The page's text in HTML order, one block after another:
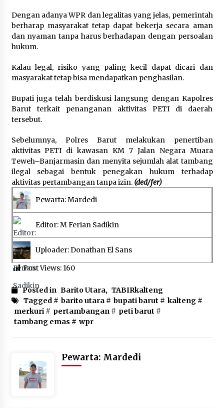
Dengan adanya WPR dan legalitas yang jelas, pemerintah
berharap masyarakat tetap dapat bekerja secara aman
dan nyaman tanpa harus berhadapan dengan persoalan
hukum.
Kalau legal, risiko yang paling kecil dapat dicari dan
masyarakat tetap bisa mendapatkan penghasilan.
Bupati juga telah berdiskusi langsung dengan Kapolres
Barut terkait penanganan aktivitas PETI di daerah
tersebut.
Sebelumnya, Polres Barut melakukan penertiban
aktivitas PETI di kawasan KM 7 Jalan Negara Muara
Teweh–Banjarmasin dan menyita sejumlah alat tambang
ilegal sebagai bentuk penegakan hukum terhadap
aktivitas pertambangan tanpa izin. (ded/fer)
Pewarta: Mardedi
Editor: M Ferian Sadikin
Uploader: Donathan El Sans
Post Views: 160
Posted in Barito Utara, TABIRkalteng
Tagged # barito utara# bupati barut # kalteng#
merkuri# pertambangan # peti barut #
tambang emas # wpr
Pewarta: Mardedi